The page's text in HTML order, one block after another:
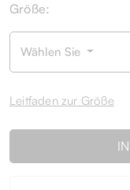
Größe:
Wählen Sie
Leitfaden zur Größe